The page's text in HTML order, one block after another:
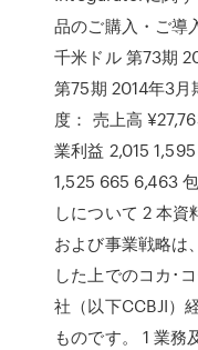
品のご購入・ご導
千米ドル 第73期
第75期 2014年3
度： 売上高
業利益 2,015
1,525 665 6,463
しについて 2 本資
および事業戦略は
した上でのコカ･
社（以下CCBJI）
ものです。 1 業務